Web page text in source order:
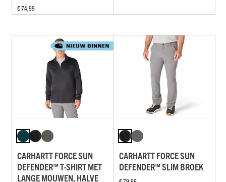
€ 74,99
CARHARTT FORCE SUN
DEFENDER™ T-SHIRT MET
LANGE MOUWEN, HALVE
CARHARTT FORCE SUN
DEFENDER™ SLIM BROEK